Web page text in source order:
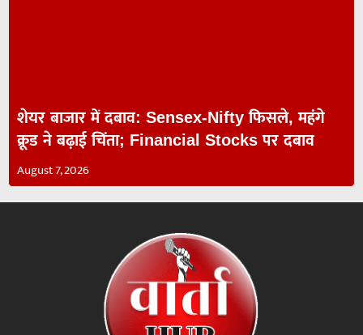
शेयर बाजार में दबाव: Sensex-Nifty फिसले, महंगे
क्रूड ने बढ़ाई चिंता; Financial Stocks पर दबाव
August 7, 2026